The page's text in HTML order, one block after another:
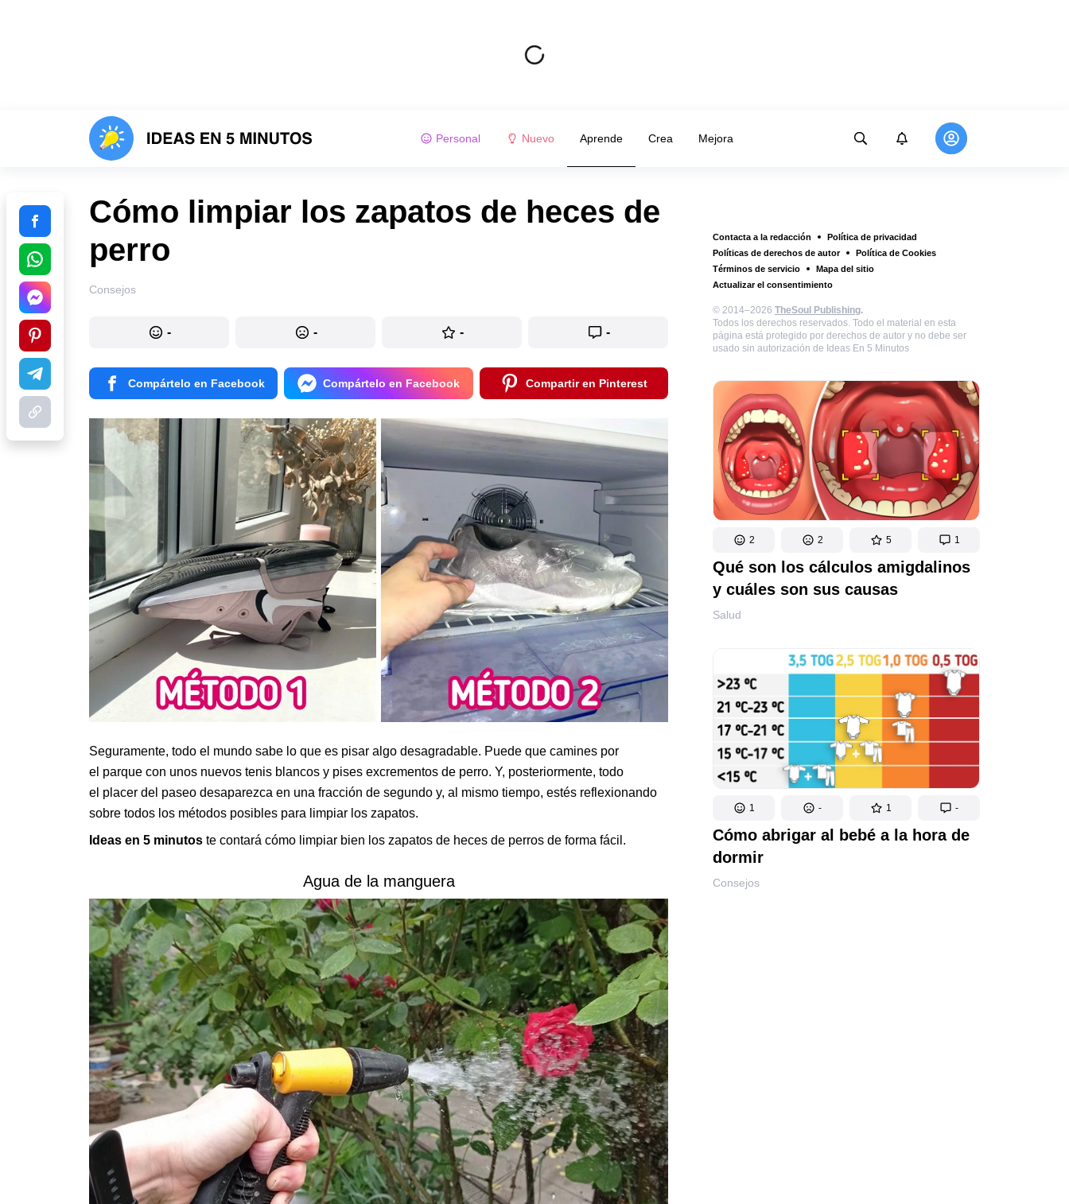
Personal Nuevo Aprende Crea Mejora
Contacta a la redacción
Política de privacidad
Políticas de derechos de autor
Política de Cookies
Términos de servicio
Mapa del sitio
Actualizar el consentimiento
© 2014–2026 TheSoul Publishing.
Todos los derechos reservados. Todo el material en esta
página está protegido por derechos de autor y no debe ser
usado sin autorización de Ideas En 5 Minutos
2 2 5 1
Qué son los cálculos amigdalinos
y cuáles son sus causas
Salud
1 - 1 -
Cómo abrigar al bebé a la hora de
dormir
Consejos
Cómo limpiar los zapatos de heces de
perro
Consejos
- - - -
Compártelo en Facebook Compártelo en Facebook Compartir en Pinterest
Seguramente, todo el mundo sabe lo que es pisar algo desagradable. Puede que camines por
el parque con unos nuevos tenis blancos y pises excrementos de perro. Y, posteriormente, todo
el placer del paseo desaparezca en una fracción de segundo y, al mismo tiempo, estés reflexionando
sobre todos los métodos posibles para limpiar los zapatos.
Ideas en 5 minutos te contará cómo limpiar bien los zapatos de heces de perros de forma fácil.
Agua de la manguera